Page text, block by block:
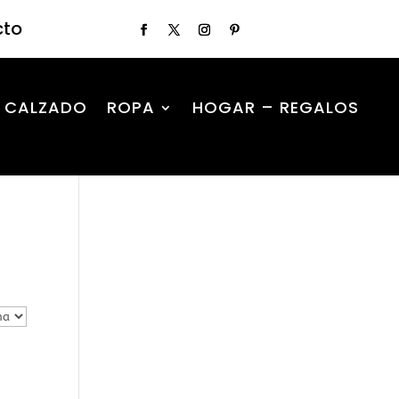
CALZADO ROPA
HOGAR – REGALOS